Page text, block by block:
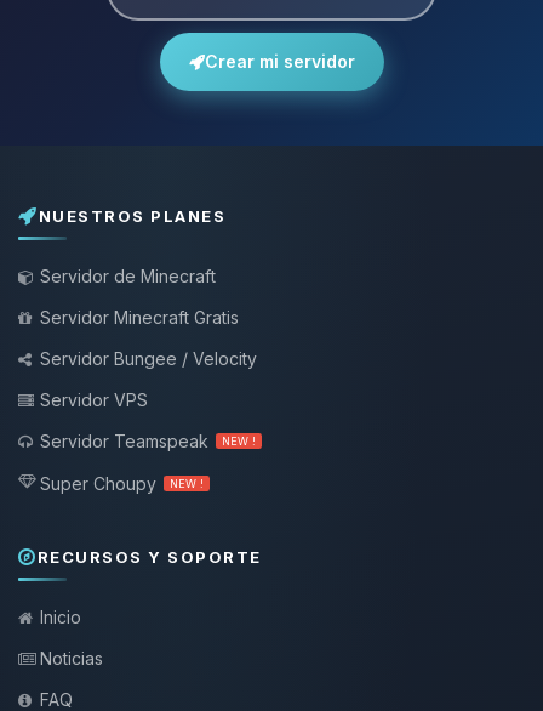
Crear mi servidor
NUESTROS PLANES
Servidor de Minecraft
Servidor Minecraft Gratis
Servidor Bungee / Velocity
Servidor VPS
Servidor Teamspeak
NEW !
Super Choupy NEW !
RECURSOS Y SOPORTE
Inicio
Noticias
FAQ